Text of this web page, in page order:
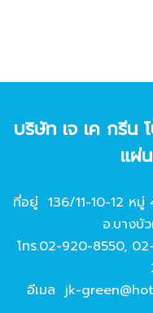
บริษัท เจ เค กรีน
แผ่
ที่อยู่ 136/11-10-12 ห
อ.บางบั
โทร.02-920-8550,
อีเมล jk-